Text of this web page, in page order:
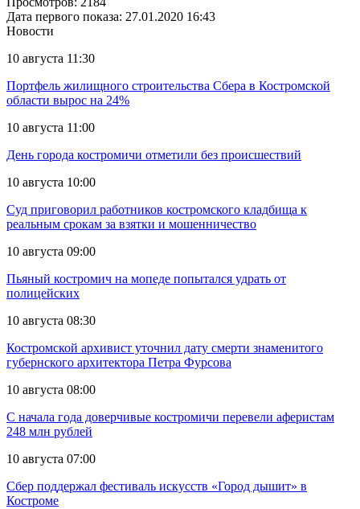
Дата первого показа: 27.01.2020 16:43
Новости
10 августа 11:30
Портфель жилищного строительства Сбера в Костромской
области вырос на 24%
10 августа 11:00
День города костромичи отметили без происшествий
10 августа 10:00
Суд приговорил работников костромского кладбища к
реальным срокам за взятки и мошенничество
10 августа 09:00
Пьяный костромич на мопеде попытался удрать от
полицейских
10 августа 08:30
Костромской архивист уточнил дату смерти знаменитого
губернского архитектора Петра Фурсова
10 августа 08:00
С начала года доверчивые костромичи перевели аферистам
248 млн рублей
10 августа 07:00
Сбер поддержал фестиваль искусств «Город дышит» в
Костроме